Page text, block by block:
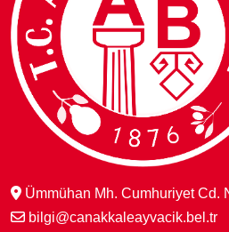
Ümmühan Mh. Cumhuriyet Cd.
bilgi@canakkaleayvacik.bel.tr